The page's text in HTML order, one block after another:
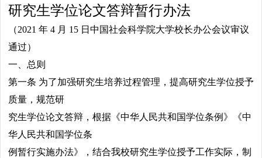
研究生学位论文答辩暂行办法
（2021 年 4 月 15 日中国社会科学院大学校长办公会议审议
通过）
一、总则
第一条 为了加强研究生培养过程管理，提高研究生学位授予
质量，规范研
究生学位论文答辩，根据《中华人民共和国学位条例》《中
华人民共和国学位条
例暂行实施办法》，结合我校研究生学位授予工作实际，制